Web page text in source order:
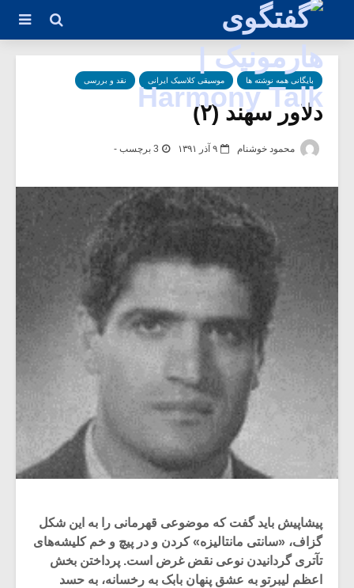
بایگانی همه نوشته ها موسیقی کلاسیک ایرانی نقد و بررسی
دلاور سهند (۲)
محمود خوشنام ۹ آذر ۱۳۹۱ 3 برچسب -
پیشاپیش باید گفت که موضوعی قهرمانی را به این شکل
گزاف، «سانتی مانتالیزه» کردن و در پیچ‌ و خم کلیشه‌های
تآتری گردانیدن نوعی‌ نقض غرض است. پرداختن بخش
اعظم لیبرتو به عشق پنهان بابک به رخسانه، به حسد